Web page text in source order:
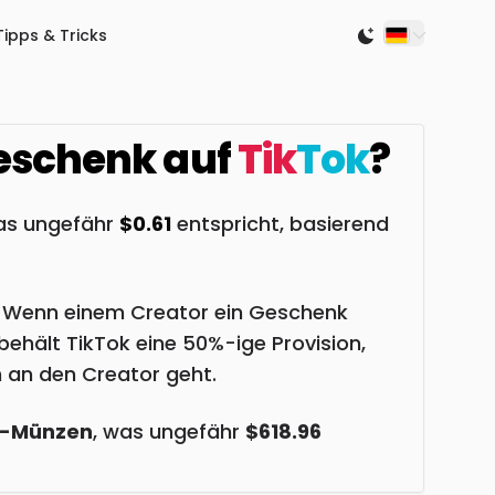
& Tricks Switch to
aufTikTok?
ungefähr $0.61 entspricht, basierend
einem Creator ein Geschenk
TikTok eine 50%-ige Provision,
den Creator geht.
Münzen, was ungefähr $618.96